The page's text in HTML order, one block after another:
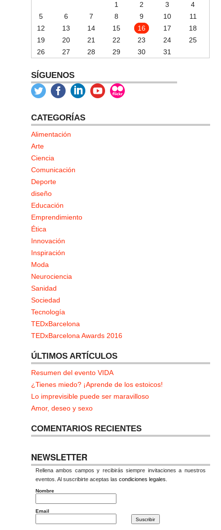
1
2 3
4
5
6 7 8 9 10
11
12
13 14 15 16 17
18
19
20 21 22 23 24
25
26
27 28 29 30 31
SÍGUENOS
CATEGORÍAS
Alimentación
Arte
Ciencia
Comunicación
Deporte
diseño
Educación
Emprendimiento
Ética
Innovación
Inspiración
Moda
Neurociencia
Sanidad
Sociedad
Tecnología
TEDxBarcelona
TEDxBarcelona Awards 2016
ÚLTIMOS ARTÍCULOS
Resumen del evento VIDA
¿Tienes miedo? ¡Aprende de los estoicos!
Lo imprevisible puede ser maravilloso
Amor, deseo y sexo
COMENTARIOS RECIENTES
NEWSLETTER
Rellena ambos campos y recibirás siempre invitaciones a nuestros
eventos. Al suscribirte aceptas las condiciones legales
Nombre
Email